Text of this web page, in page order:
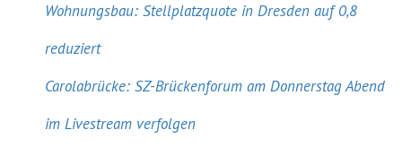
Wohnungsbau: Stellplatzquote in Dresden auf 0,8
reduziert
Carolabrücke: SZ-Brückenforum am Donnerstag Abend
im Livestream verfolgen